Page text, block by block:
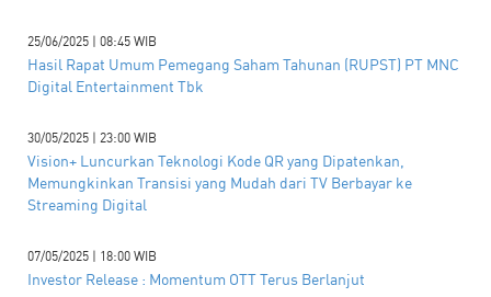
25/06/2025 | 08:45 WIB
Hasil Rapat Umum Pemegang Saham Tahunan (RUPST) PT MNC
Digital Entertainment Tbk
30/05/2025 | 23:00 WIB
Vision+ Luncurkan Teknologi Kode QR yang Dipatenkan,
Memungkinkan Transisi yang Mudah dari TV Berbayar ke
Streaming Digital
07/05/2025 | 18:00 WIB
Investor Release : Momentum OTT Terus Berlanjut